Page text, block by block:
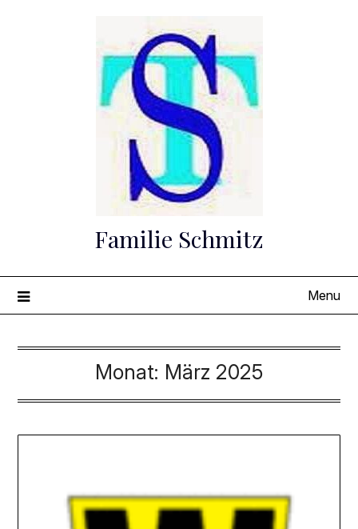
Familie Schmitz
Menu
Monat: März 2025